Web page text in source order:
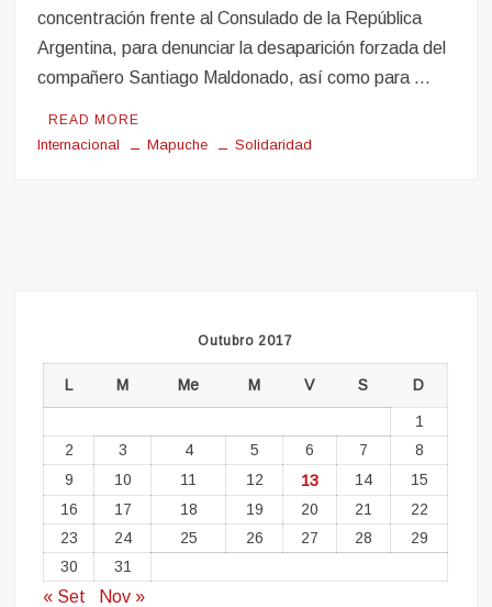
concentración frente al Consulado de la República
Argentina, para denunciar la desaparición forzada del
compañero Santiago Maldonado, así como para …
READ MORE
Internacional Mapuche Solidaridad
Outubro 2017
L M Me M V S D
1
2
3 4 5 6 7
8
9
10 11 12 13 14
15
16
17 18 19 20 21
22
23
24 25 26 27 28
29
30
31
« Set Nov »